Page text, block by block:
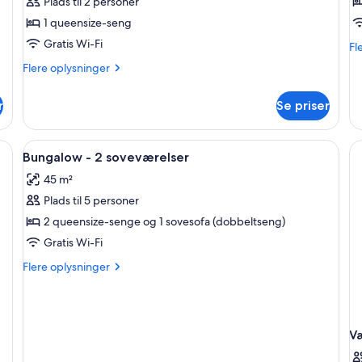
1
queensize-
seng
1 queensize-seng
Gratis Wi-Fi
Flere oplysninger
Flere
-
queensize-
Se priser
2
2
vask og kaffemaskine.
Indlæs
alle
billeder
af
Bungalow
-
2
soveværelser
Et hotelværelse med en stor seng,
8
Bungalow - 2 soveværelser
45 m²
Plads til 5 personer
2 queensize-senge og 1 sovesofa (dobbeltseng)
Gratis Wi-Fi
Flere oplysninger
Flere